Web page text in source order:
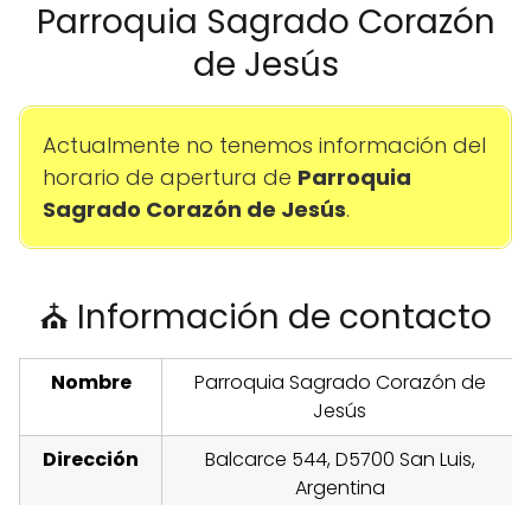
Parroquia Sagrado Corazón
de Jesús
Actualmente no tenemos información del
horario de apertura de Parroquia
Sagrado Corazón de Jesús.
⛪ Información de contacto
Nombre
Parroquia Sagrado Corazón de
Jesús
Dirección
Balcarce 544, D5700 San Luis,
Argentina